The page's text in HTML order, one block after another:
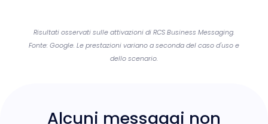
Risultati osservati sulle attivazioni di RCS Business Messaging.
Fonte: Google. Le prestazioni variano a seconda del caso d'uso e
dello scenario.
Alcuni messaggi non